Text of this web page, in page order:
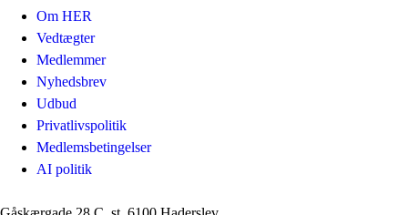
Om HER
Vedtægter
Medlemmer
Nyhedsbrev
Udbud
Privatlivspolitik
Medlemsbetingelser
AI politik